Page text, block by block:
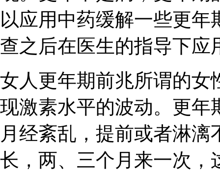
以应用中药缓解一些更
查之后在医生的指导下应
女人更年期前兆所谓的女
现激素水平的波动。更年
月经紊乱，提前或者淋
长，两、三个月来一次，